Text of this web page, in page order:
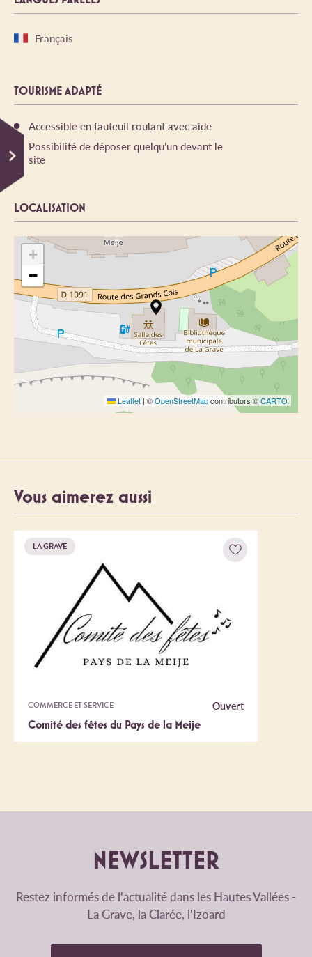
Français
TOURISME ADAPTÉ
Accessible en fauteuil roulant avec aide
Possibilité de déposer quelqu’un devant le
site
LOCALISATION
+
−
Leaflet | ©OpenStreetMapcontributors ©CARTO
Vous aimerez aussi
LA GRAVE
COMMERCE ET SERVICE
Ouvert
Comité des fêtes du Pays de la Meije
NEWSLETTER
Restez informés de l'actualité dans les Hautes Vallées -
La Grave, la Clarée, l'Izoard